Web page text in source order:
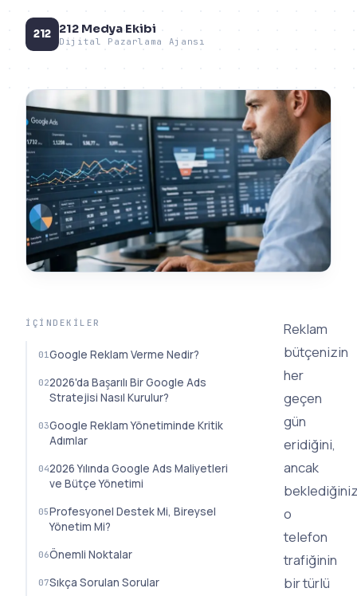
212 212 Medya Ekibi
Dijital Pazarlama Ajansı
İÇINDEKILER
Google Reklam Verme Nedir?
2026'da Başarılı Bir Google Ads
Stratejisi Nasıl Kurulur?
Google Reklam Yönetiminde Kritik
Adımlar
2026 Yılında Google Ads Maliyetleri
ve Bütçe Yönetimi
Profesyonel Destek Mi, Bireysel
Yönetim Mi?
Önemli Noktalar
Sıkça Sorulan Sorular
Reklam
bütçenizin
her
geçen
gün
eridiğini,
ancak
o
telefon
trafiğinin
bir türlü